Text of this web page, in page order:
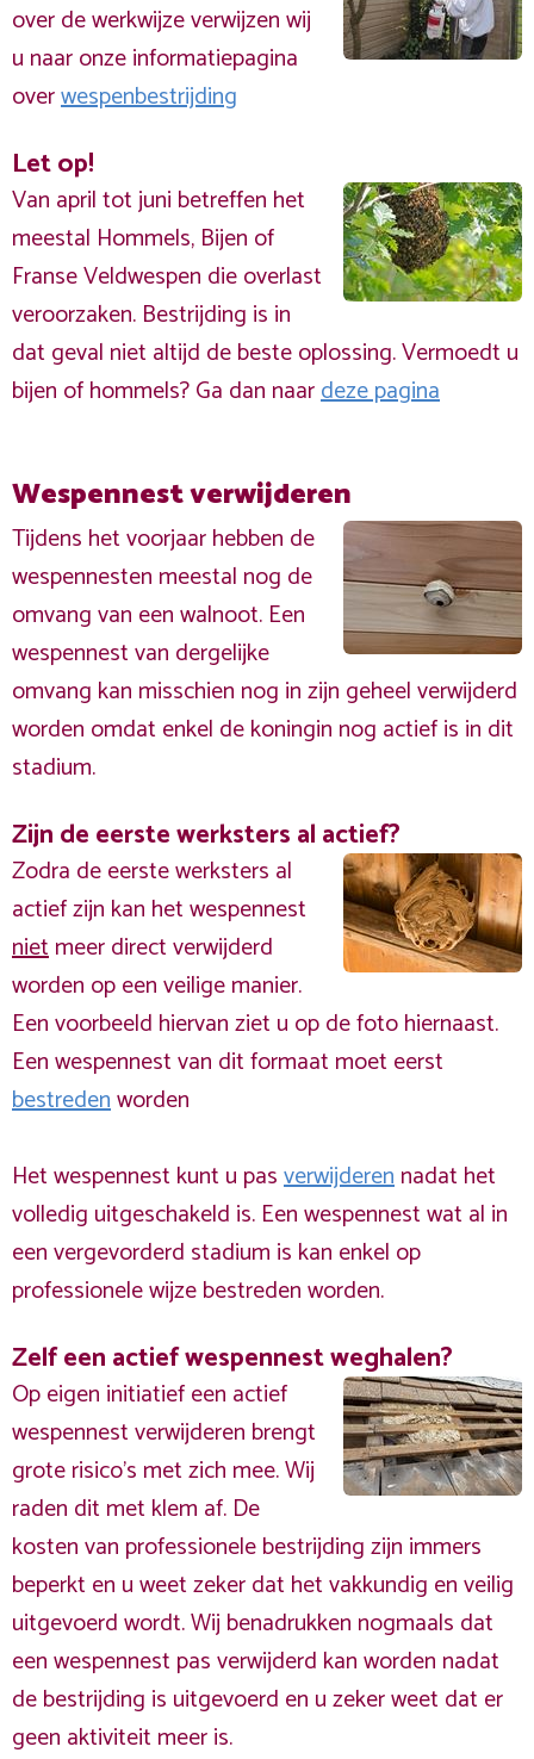
over de werkwijze verwijzen wij
u naar onze informatiepagina
overwespenbestrijding
Let op!
Van april tot juni betreffen het
meestal Hommels, Bijen of
Franse Veldwespen die overlast
veroorzaken. Bestrijding is in
dat geval niet altijd de beste oplossing. Vermoedt u
bijen of hommels? Ga dan naardeze pagina
Wespennest verwijderen
Tijdens het voorjaar hebben de
wespennesten meestal nog de
omvang van een walnoot. Een
wespennest van dergelijke
omvang kan misschien nog in zijn geheel verwijderd
worden omdat enkel de koningin nog actief is in dit
stadium.
Zijn de eerste werksters al actief?
Zodra de eerste werksters al
actief zijn kan het wespennest
nietmeer direct verwijderd
worden op een veilige manier.
Een voorbeeld hiervan ziet u op de foto hiernaast.
Een wespennest van dit formaat moet eerst
bestredenworden
Het wespennest kunt u pasverwijderennadat het
volledig uitgeschakeld is. Een wespennest wat al in
een vergevorderd stadium is kan enkel op
professionele wijze bestreden worden.
Zelf een actief wespennest weghalen?
Op eigen initiatief een actief
wespennest verwijderen brengt
grote risico’s met zich mee. Wij
raden dit met klem af. De
kosten van professionele bestrijding zijn immers
beperkt en u weet zeker dat het vakkundig en veilig
uitgevoerd wordt. Wij benadrukken nogmaals dat
een wespennest pas verwijderd kan worden nadat
de bestrijding is uitgevoerd en u zeker weet dat er
geen aktiviteit meer is.